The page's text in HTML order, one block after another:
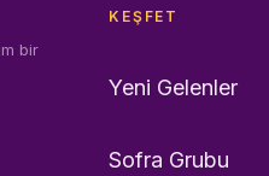
bir
KEŞFET
Yeni Gelenler
Sofra Grubu